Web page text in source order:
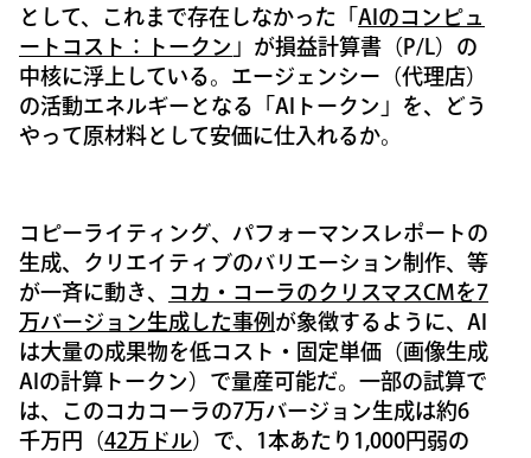
として、これまで存在しなかった「 AIのコンピュ
ートコスト：トークン 」が損益計算書（P/L）の
中核に浮上している。エージェンシー（代理店）
の活動エネルギーとなる「AIトークン」を、どう
やって原材料として安価に仕入れるか。
コピーライティング、パフォーマンスレポートの
生成、クリエイティブのバリエーション制作、等
が一斉に動き、
コカ・コーラのクリスマスCMを7
万バージョン生成した事例 が象徴するように、AI
は大量の成果物を低コスト・固定単価（画像生成
AIの計算トークン）で量産可能だ。一部の試算で
は、このコカコーラの7万バージョン生成は約6
千万円（42万ドル）で、1本あたり1,000円弱の